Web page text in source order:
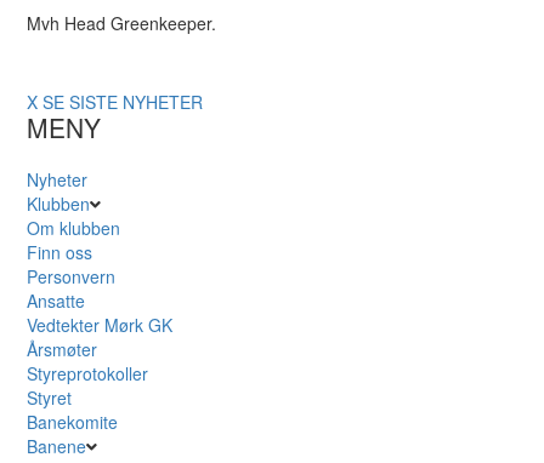
Mvh Head Greenkeeper.
X SE SISTE NYHETER
MENY
Nyheter
Klubben
Om klubben
Finn oss
Personvern
Ansatte
Vedtekter Mørk GK
Årsmøter
Styreprotokoller
Styret
Banekomite
Banene